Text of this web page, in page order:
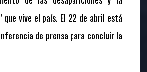
que vive el país. El 22 de abril está
de prensa para concluir la